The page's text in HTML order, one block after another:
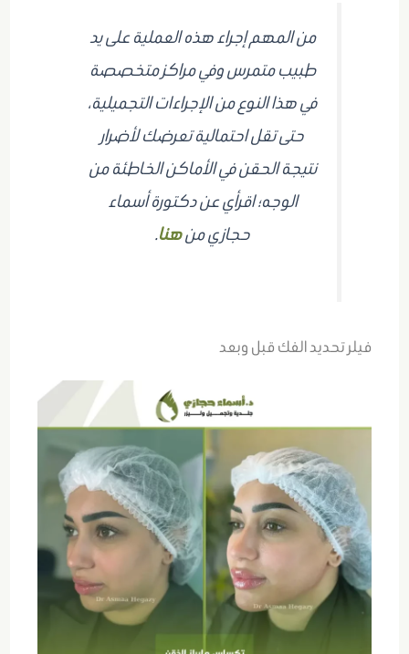
من المهم إجراء هذه العملية على يد
طبيب متمرس وفي مراكز متخصصة
في هذا النوع من الإجراءات التجميلية،
حتى تقل احتمالية تعرضك لأضرار
نتيجة الحقن في الأماكن الخاطئة من
الوجه؛ اقرأي عن دكتورة أسماء
حجازي منهنا.
فيلر تحديد الفك قبل وبعد